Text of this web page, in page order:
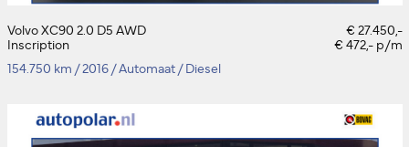
Volvo XC90 2.0 D5 AWD
Inscription
€ 27.450,-
€ 472,- p/m
154.750 km /2016 /Automaat /Diesel